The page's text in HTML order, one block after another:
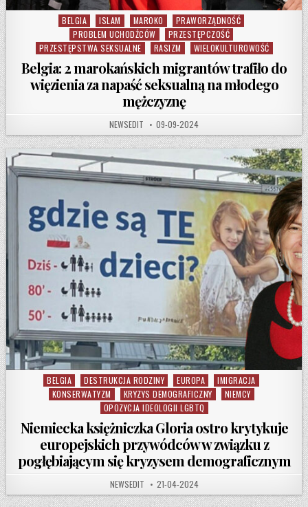
Posted in
BELGIA ISLAM MAROKO
PRAWORZĄDNOŚĆ
PROBLEM UCHODŹCÓW
PRZESTĘPCZOŚĆ
PRZESTĘPSTWA SEKSUALNE
RASIZM WIELOKULTUROWOŚĆ
Belgia: 2 marokańskich migrantów trafiło do
więzienia za napaść seksualną na młodego
mężczyznę
AUTHOR:
NEWSEDIT PUBLISHED DATE:
09-09-2024
Posted in
BELGIA DESTRUKCJA RODZINY EUROPA
IMIGRACJA
KONSERWATYZM
KRYZYS DEMOGRAFICZNY
NIEMCY
OPOZYCJA IDEOLOGII LGBTQ
Niemiecka księżniczka Gloria ostro krytykuje
europejskich przywódców w związku z
pogłębiającym się kryzysem demograficznym
AUTHOR:
NEWSEDIT PUBLISHED DATE:
21-04-2024